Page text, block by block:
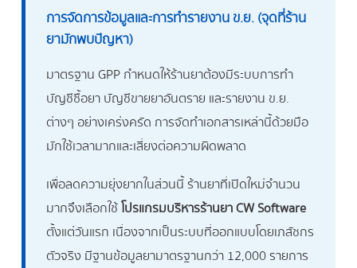
การจัดการข้อมูลและการทำรายงาน ข.ย. (จุดที่ร้าน
ยามักพบปัญหา)
มาตรฐาน GPP กำหนดให้ร้านยาต้องมีระบบการทำ
บัญชีซื้อยา บัญชีขายยาอันตราย และรายงาน ข.ย.
ต่างๆ อย่างเคร่งครัด การจัดทำเอกสารเหล่านี้ด้วยมือ
มักใช้เวลามากและเสี่ยงต่อความผิดพลาด
เพื่อลดความยุ่งยากในส่วนนี้ ร้านยาที่เปิดใหม่จำนวน
มากจึงเลือกใช้โปรแกรมบริหารร้านยา CW Software
ตั้งแต่วันแรก เนื่องจากเป็นระบบที่ออกแบบโดยเภสัชกร
ตัวจริง มีฐานข้อมูลยามาตรฐานกว่า 12,000 รายการ